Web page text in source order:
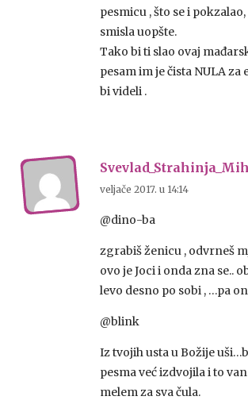
pesmicu , što se i
smisla uopšte.
Tako bi ti slao ovaj
pesam im je čista NULA za
bi videli .
veljače 2017. u 14:14
@dino-ba
zgrabiš ženicu , odvrneš
ovo je Joci i onda zna se..
levo desno po sobi , …pa
@blink
Iz tvojih usta u Božije
pesma već izdvojila i to
melem za sva čula.